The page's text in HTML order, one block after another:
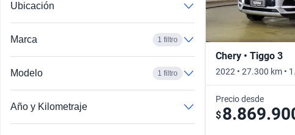
Busca por versión
Busca por año
Ubicación
Marca 1 filtro
Modelo 1 filtro
Año y Kilometraje
Chery • Tiggo 3
2022 • 27.300 km •
Precio desde
$